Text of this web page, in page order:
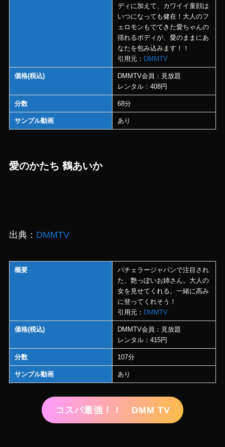
ディに加えて、カワイイ童顔は
いつになっても健在！大人のフ
ェロモンもでてきた愛ちゃんの
揺れるボディが、愛のままにあ
なたを包み込みます！！
引用元： DMMTV
価格(税込)
DMMTV会員：見放題
レンタル：408円
分数 68分
サンプル動画 あり
愛のかたち 鶴あいか
出典： DMMTV
概要
バチェラージャパンで注目され
た、艶っぽいお姉さん。大人の
女を見せてくれる。一緒に高み
に登ってくれそう！
引用元： DMMTV
価格(税込)
DMMTV会員：見放題
レンタル：415円
分数 107分
サンプル動画 あり
コスパ最強！！ DMM TV